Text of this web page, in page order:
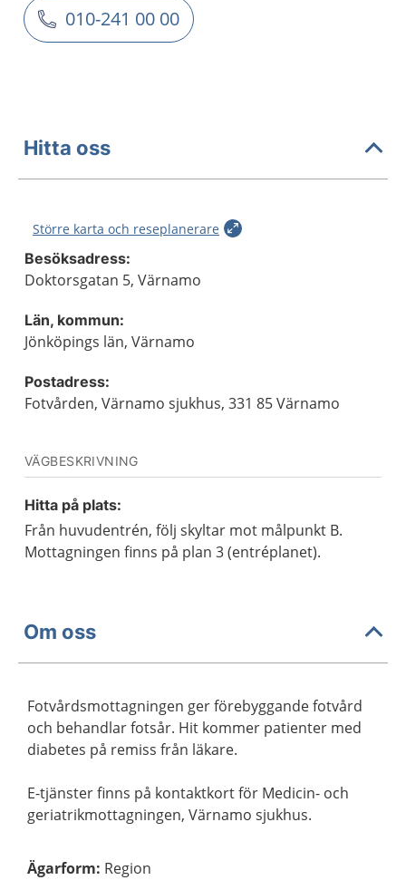
010-241 00 00
Hitta oss
Större karta och reseplanerare
Besöksadress:
Doktorsgatan 5, Värnamo
Län, kommun:
Jönköpings län, Värnamo
Postadress:
Fotvården, Värnamo sjukhus, 331 85 Värnamo
VÄGBESKRIVNING
Hitta på plats:
Från huvudentrén, följ skyltar mot målpunkt B.
Mottagningen finns på plan 3 (entréplanet).
Om oss
Fotvårdsmottagningen ger förebyggande fotvård
och behandlar fotsår. Hit kommer patienter med
diabetes på remiss från läkare.
E-tjänster finns på kontaktkort för Medicin- och
geriatrikmottagningen, Värnamo sjukhus.
Ägarform: Region